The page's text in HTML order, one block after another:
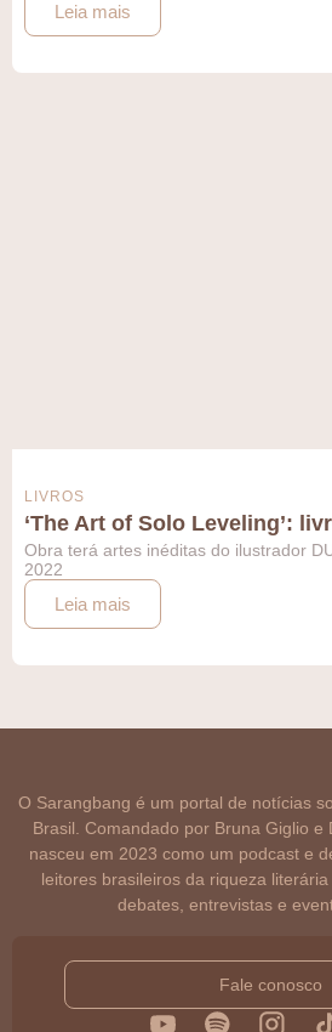
Leia mais
LIVROS
‘The Art of Solo Leveling’:
Obra terá artes inéditas do ilustrador
2022
Leia mais
O Sarangbang é um portal de notícias
Brasil. Comandado por Bruna Giglio e
nasceu em 2023 como um podcast e
leitores brasileiros da riqueza
debates, entrevistas e
Fale conosco